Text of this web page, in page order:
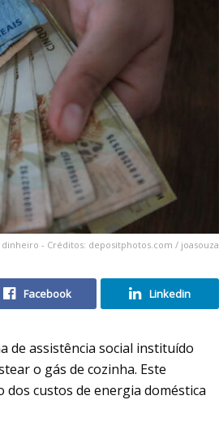
dinheiro - Créditos: depositphotos.com / joasouza
Facebook Linkedin
de assistência social instituído
o gás de cozinha. Este
custos de energia doméstica